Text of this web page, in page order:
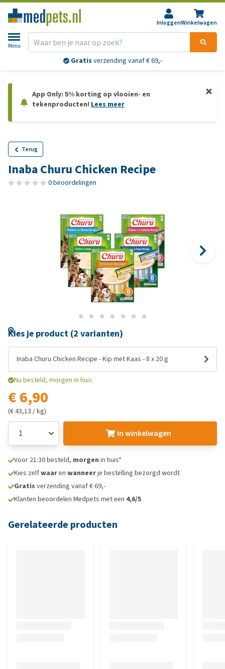
InloggenWinkelwagen
Menu
Gratis verzending vanaf € 69,-
App Only: 5% korting op vlooien- en
tekenproducten! Lees meer
Terug
Inaba Churu Chicken Recipe
0 beoordelingen
Kies je product (2 varianten)
Inaba Churu Chicken Recipe - Kip met Kaas - 8 x 20 g
Nu besteld, morgen in huis
€ 6,90
(€ 43,13 / kg)
In winkelwagen
Voor 21:30 besteld, morgen in huis*
Kies zelfwaaren wanneerje bestelling bezorgd wordt
Gratis verzending vanaf € 69,-
Klanten beoordelen Medpets met een 4,6/5
Gerelateerde producten